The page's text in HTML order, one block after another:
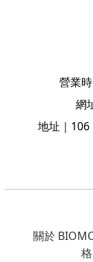
營業
網
地址 ｜106
關於
格